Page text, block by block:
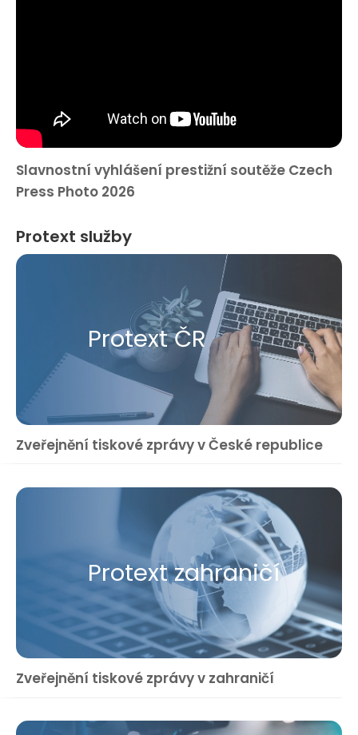
Slavnostní vyhlášení prestižní soutěže Czech
Press Photo 2026
Protext služby
Protext ČR
Zveřejnění tiskové zprávy v České republice
Protext zahraničí
Zveřejnění tiskové zprávy v zahraničí